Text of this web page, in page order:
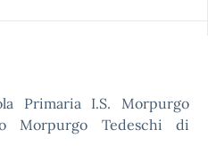
Primaria I.S. Morpurgo
Morpurgo Tedeschi di